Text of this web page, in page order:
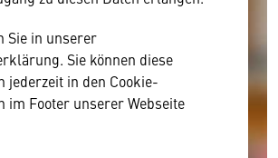
Sie in unserer
Sie können diese
jederzeit in den Cookie-
im Footer unserer Webseite